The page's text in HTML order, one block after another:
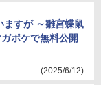
ますが ～雛宮蝶鼠
ポケで無料公開
(2025/6/12)